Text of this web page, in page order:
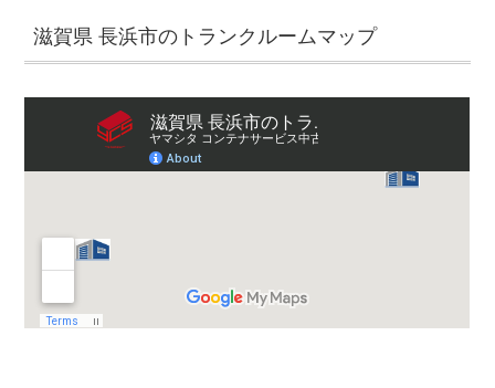
滋賀県 長浜市のトランクルームマップ